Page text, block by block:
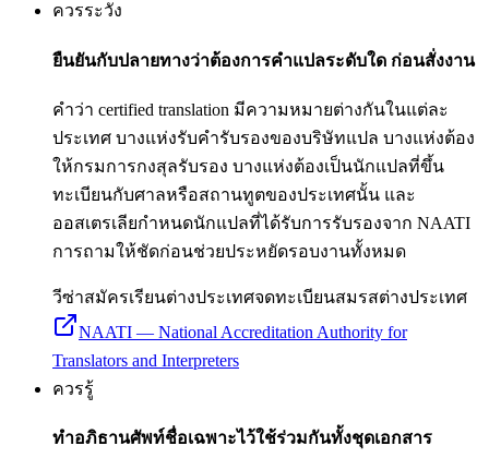
ควรระวัง
ยืนยันกับปลายทางว่าต้องการคำแปลระดับใด ก่อนสั่งงาน
คำว่า certified translation มีความหมายต่างกันในแต่ละ
ประเทศ บางแห่งรับคำรับรองของบริษัทแปล บางแห่งต้อง
ให้กรมการกงสุลรับรอง บางแห่งต้องเป็นนักแปลที่ขึ้น
ทะเบียนกับศาลหรือสถานทูตของประเทศนั้น และ
ออสเตรเลียกำหนดนักแปลที่ได้รับการรับรองจาก NAATI
การถามให้ชัดก่อนช่วยประหยัดรอบงานทั้งหมด
วีซ่าสมัครเรียนต่างประเทศจดทะเบียนสมรสต่างประเทศ
NAATI — National Accreditation Authority for
Translators and Interpreters
ควรรู้
ทำอภิธานศัพท์ชื่อเฉพาะไว้ใช้ร่วมกันทั้งชุดเอกสาร